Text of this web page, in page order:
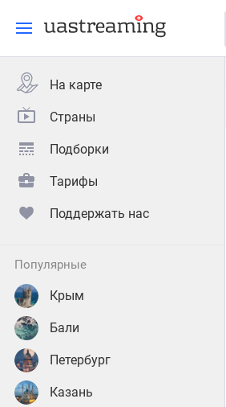
На карте
Страны
Подборки
Тарифы
Поддержать нас
популярные
Крым
Бали
Петербург
Казань